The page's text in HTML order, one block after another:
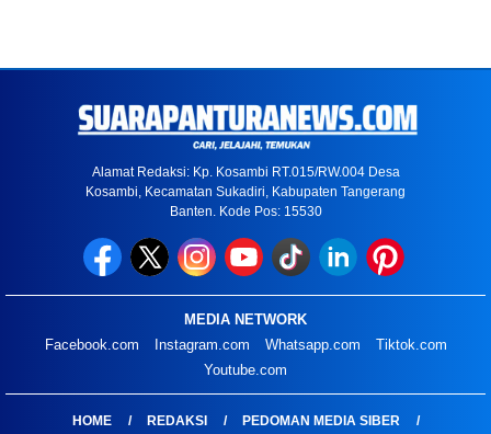
Alamat Redaksi: Kp. Kosambi RT.015/RW.004 Desa
Kosambi, Kecamatan Sukadiri, Kabupaten Tangerang
Banten. Kode Pos: 15530
MEDIA NETWORK
Facebook.com
Instagram.com Whatsapp.com
Tiktok.com
Youtube.com
HOME REDAKSI
PEDOMAN MEDIA SIBER